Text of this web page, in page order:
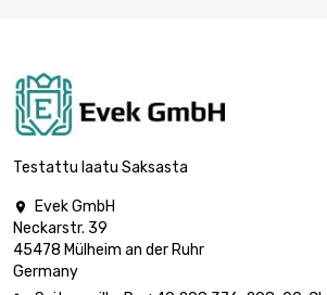
pituus : 0.05 Meter
halkaisija : 13mm
Testattu laatu Saksasta

Evek GmbH
Neckarstr. 39
45478 Mülheim an der Ruhr
Germany